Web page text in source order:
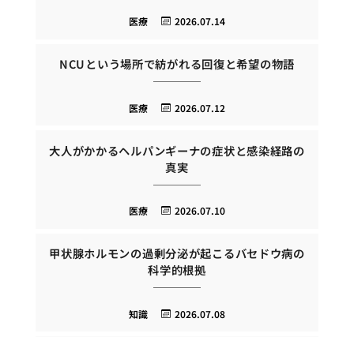
2026.07.14
医療
NCUという場所で紡がれる回復と希望の物語
2026.07.12
医療
大人がかかるヘルパンギーナの症状と感染経路の
真実
2026.07.10
医療
甲状腺ホルモンの過剰分泌が起こるバセドウ病の
科学的根拠
2026.07.08
知識